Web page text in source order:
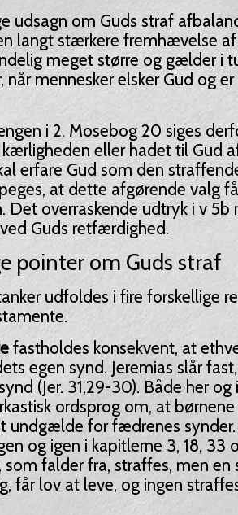
udsagn om Guds straf
langt stærkere fremhævelse af
meget større og gælder i
når mennesker elsker Gud og
i 2. Mosebog 20 siges
eller hadet til Gud
erfare Gud som den
at dette afgørende valg
overraskende udtryk i v 5b
Guds retfærdighed.
pointer om Guds straf
udfoldes i fire forskellige
fastholdes konsekvent, at
egen synd. Jeremias slår
(Jer. 31,29-30). Både her og
ordsprog om, at
undgælde for fædrenes synder.
og igen i kapitlerne 3, 18, 33
falder fra, straffes, men en
får lov at leve, og ingen